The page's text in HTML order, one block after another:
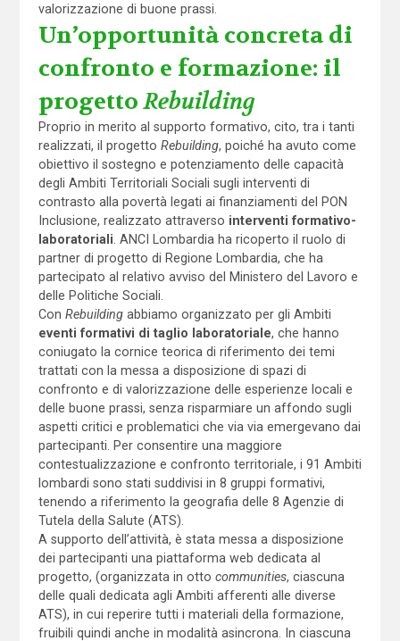
valorizzazione di buone prassi.
Un’opportunità concreta di
confronto e formazione: il
progettoRebuilding
Proprio in merito al supporto formativo, cito, tra i tanti
realizzati, il progetto Rebuilding, poiché ha avuto come
obiettivo il sostegno e potenziamento delle capacità
degli Ambiti Territoriali Sociali sugli interventi di
contrasto alla povertà legati ai finanziamenti del PON
Inclusione, realizzato attraverso interventi formativo-
laboratoriali . ANCI Lombardia ha ricoperto il ruolo di
partner di progetto di Regione Lombardia, che ha
partecipato al relativo avviso del Ministero del Lavoro e
delle Politiche Sociali.
Con Rebuildingabbiamo organizzato per gli Ambiti
eventi formativi di taglio laboratoriale, che hanno
coniugato la cornice teorica di riferimento dei temi
trattati con la messa a disposizione di spazi di
confronto e di valorizzazione delle esperienze locali e
delle buone prassi, senza risparmiare un affondo sugli
aspetti critici e problematici che via via emergevano dai
partecipanti. Per consentire una maggiore
contestualizzazione e confronto territoriale, i 91 Ambiti
lombardi sono stati suddivisi in 8 gruppi formativi,
tenendo a riferimento la geografia delle 8 Agenzie di
Tutela della Salute (ATS).
A supporto dell’attività, è stata messa a disposizione
dei partecipanti una piattaforma web dedicata al
progetto, (organizzata in otto communities, ciascuna
delle quali dedicata agli Ambiti afferenti alle diverse
ATS), in cui reperire tutti i materiali della formazione,
fruibili quindi anche in modalità asincrona. In ciascuna